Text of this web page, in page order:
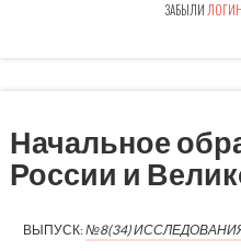
ЗАБЫЛИ ЛОГИН
Начальное
России и
ВЫПУСК:№8(34)